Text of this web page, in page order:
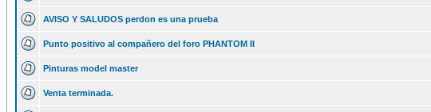
AVISO Y SALUDOS perdon es una prueba
Punto positivo al compañero del foro PHANTOM II
Pinturas model master
Venta terminada.